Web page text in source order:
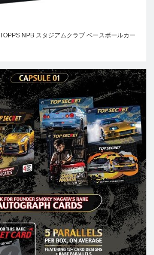
NPB スタジアムクラブ ベースボールカー